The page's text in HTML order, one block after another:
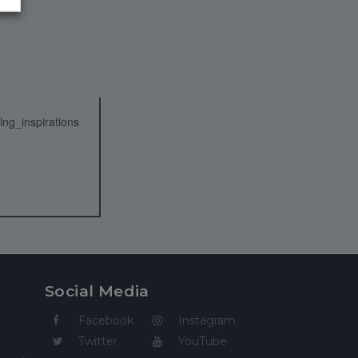
Social Media
Facebook
Twitter
Instagram
YouTube